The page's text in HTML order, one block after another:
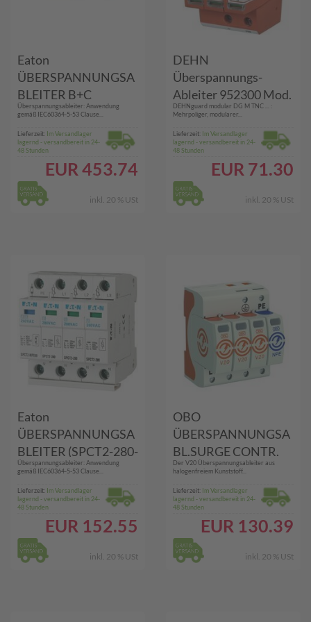
Eaton
ÜBERSPANNUNGSA
BLEITER B+C
(SPBT12-280-
3+NPE/BB)
Überspannungsableiter: Anwendung
gemäß IEC60364-5-53 Clause...
Lieferzeit: Im Versandlager
lagernd - versandbereit in 24-
48 Stunden
EUR 453.74
inkl. 20 % USt
DEHN
Überspannungs-
Ableiter 952300 Mod.
95230 guard DG M
TNC 275
DEHNguard modular DG M TNC ... :
Mehrpoliger, modularer...
Lieferzeit: Im Versandlager
lagernd - versandbereit in 24-
48 Stunden
EUR 71.30
inkl. 20 % USt
Eaton
ÜBERSPANNUNGSA
BLEITER (SPCT2-280-
3+NPE)
Überspannungsableiter: Anwendung
gemäß IEC60364-5-53 Clause...
Lieferzeit: Im Versandlager
lagernd - versandbereit in 24-
48 Stunden
EUR 152.55
inkl. 20 % USt
OBO
ÜBERSPANNUNGSA
BL.SURGE CONTR.
(V20-3+NPE-280
NEU)
Der V20 Überspannungsableiter aus
halogenfreiem Kunststoff...
Lieferzeit: Im Versandlager
lagernd - versandbereit in 24-
48 Stunden
EUR 130.39
inkl. 20 % USt